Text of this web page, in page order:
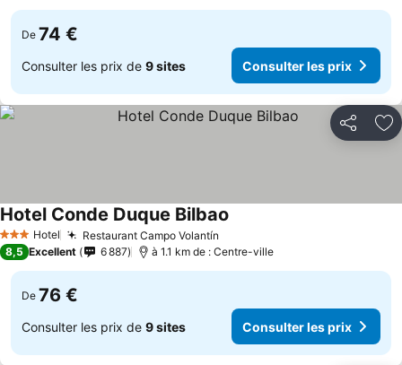
De 74 €
Consulter les prix de 9 sites Consulter les prix
Partager
3 ÉtoilesHotel Restaurant Campo Volantín
Hotel Conde Duque Bilbao
8,5 Excellent 6 887 à 1.1 km de : Centre-ville
De 76 €
Consulter les prix de 9 sites Consulter les prix